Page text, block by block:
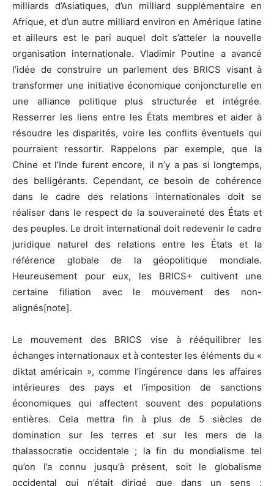
milliards d’Asiatiques, d’un milliard supplémentaire en
Afrique, et d’un autre milliard environ en Amérique latine
et ailleurs est le pari auquel doit s’atteler la nouvelle
organisation internationale. Vladimir Poutine a avancé
l’idée de construire un parlement des BRICS visant à
transformer une initiative économique conjoncturelle en
une alliance politique plus structurée et intégrée.
Resserrer les liens entre les États membres et aider à
résoudre les disparités, voire les conflits éventuels qui
pourraient ressortir. Rappelons par exemple, que la
Chine et l’Inde furent encore, il n’y a pas si longtemps,
des belligérants. Cependant, ce besoin de cohérence
dans le cadre des relations internationales doit se
réaliser dans le respect de la souveraineté des États et
des peuples. Le droit international doit redevenir le cadre
juridique naturel des relations entre les États et la
référence globale de la géopolitique mondiale.
Heureusement pour eux, les BRICS+ cultivent une
certaine filiation avec le mouvement des non-
alignés[note].
Le mouvement des BRICS vise à rééquilibrer les
échanges internationaux et à contester les éléments du «
diktat américain », comme l’ingérence dans les affaires
intérieures des pays et l’imposition de sanctions
économiques qui affectent souvent des populations
entières. Cela mettra fin à plus de 5 siècles de
domination sur les terres et sur les mers de la
thalassocratie occidentale ; la fin du mondialisme tel
qu’on l’a connu jusqu’à présent, soit le globalisme
occidental qui n’était dirigé que dans un sens :